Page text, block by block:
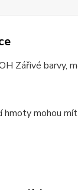
Zářivé barvy,
mohou